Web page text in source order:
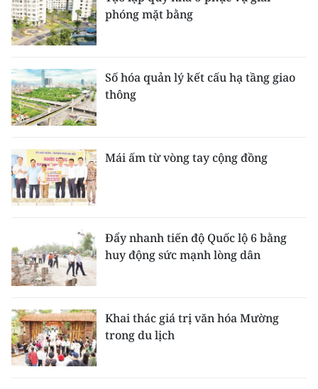
phóng mặt bằng
Số hóa quản lý kết cấu hạ tầng giao
thông
Mái ấm từ vòng tay cộng đồng
Đẩy nhanh tiến độ Quốc lộ 6 bằng
huy động sức mạnh lòng dân
Khai thác giá trị văn hóa Mường
trong du lịch